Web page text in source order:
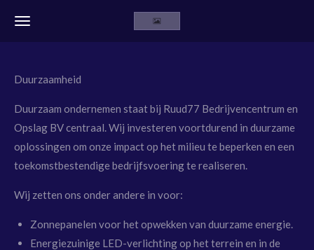
Ga
Duurzaamheid
Duurzaam ondernemen staat bij Ruud77 Bedrijvencentrum en
Opslag BV centraal.Wij investeren voortdurend in duurzame
oplossingen om onze impact op het milieu te beperken en een
toekomstbestendige bedrijfsvoering te realiseren.
Wij zetten ons onder andere in voor:
Zonnepanelen voor het opwekken van duurzame energie.
Energiezuinige LED-verlichtingop het terrein en in de